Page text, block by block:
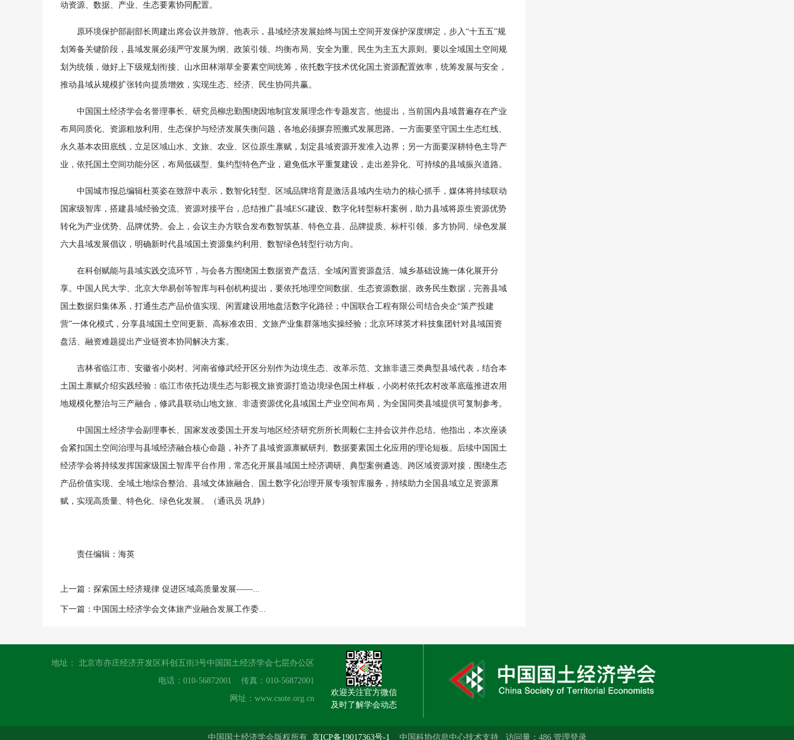
动资源、数据、产业、生态要素协同配置。
原环境保护部副部长周建出席会议并致辞。他表示，县域经济发展始终与国土空间开发保护深度绑定，步入“十五五”规
划筹备关键阶段，县域发展必须严守发展为纲、政策引领、均衡布局、安全为重、民生为主五大原则。要以全域国土空间规
划为统领，做好上下级规划衔接、山水田林湖草全要素空间统筹，依托数字技术优化国土资源配置效率，统筹发展与安全，
推动县域从规模扩张转向提质增效，实现生态、经济、民生协同共赢。
中国国土经济学会名誉理事长、研究员柳忠勤围绕因地制宜发展理念作专题发言。他提出，当前国内县域普遍存在产业
布局同质化、资源粗放利用、生态保护与经济发展失衡问题，各地必须摒弃照搬式发展思路。一方面要坚守国土生态红线、
永久基本农田底线，立足区域山水、文旅、农业、区位原生禀赋，划定县域资源开发准入边界；另一方面要深耕特色主导产
业，依托国土空间功能分区，布局低碳型、集约型特色产业，避免低水平重复建设，走出差异化、可持续的县域振兴道路。
中国城市报总编辑杜英姿在致辞中表示，数智化转型、区域品牌培育是激活县域内生动力的核心抓手，媒体将持续联动
国家级智库，搭建县域经验交流、资源对接平台，总结推广县域ESG建设、数字化转型标杆案例，助力县域将原生资源优势
转化为产业优势、品牌优势。会上，会议主办方联合发布数智筑基、特色立县、品牌提质、标杆引领、多方协同、绿色发展
六大县域发展倡议，明确新时代县域国土资源集约利用、数智绿色转型行动方向。
在科创赋能与县域实践交流环节，与会各方围绕国土数据资产盘活、全域闲置资源盘活、城乡基础设施一体化展开分
享。中国人民大学、北京大华易创等智库与科创机构提出，要依托地理空间数据、生态资源数据、政务民生数据，完善县域
国土数据归集体系，打通生态产品价值实现、闲置建设用地盘活数字化路径；中国联合工程有限公司结合央企“策产投建
营”一体化模式，分享县域国土空间更新、高标准农田、文旅产业集群落地实操经验；北京环球英才科技集团针对县域国资
盘活、融资难题提出产业链资本协同解决方案。
吉林省临江市、安徽省小岗村、河南省修武经开区分别作为边境生态、改革示范、文旅非遗三类典型县域代表，结合本
土国土禀赋介绍实践经验：临江市依托边境生态与影视文旅资源打造边境绿色国土样板，小岗村依托农村改革底蕴推进农用
地规模化整治与三产融合，修武县联动山地文旅、非遗资源优化县域国土产业空间布局，为全国同类县域提供可复制参考。
中国国土经济学会副理事长、国家发改委国土开发与地区经济研究所所长周毅仁主持会议并作总结。他指出，本次座谈
会紧扣国土空间治理与县域经济融合核心命题，补齐了县域资源禀赋研判、数据要素国土化应用的理论短板。后续中国国土
经济学会将持续发挥国家级国土智库平台作用，常态化开展县域国土经济调研、典型案例遴选、跨区域资源对接，围绕生态
产品价值实现、全域土地综合整治、县域文体旅融合、国土数字化治理开展专项智库服务，持续助力全国县域立足资源禀
赋，实现高质量、特色化、绿色化发展。（通讯员 巩静）
责任编辑：海英
上一篇： 探索国土经济规律 促进区域高质量发展——...
下一篇： 中国国土经济学会文体旅产业融合发展工作委...
地址： 北京市亦庄经济开发区科创五街3号中国国土经济学会七层办公区
电话：010-56872001 传真：010-56872001
网址：www.csote.org.cn
欢迎关注官方微信
及时了解学会动态
中国国土经济学会版权所有 京ICP备19017363号-1 中国科协信息中心技术支持 访问量： 486管理登录